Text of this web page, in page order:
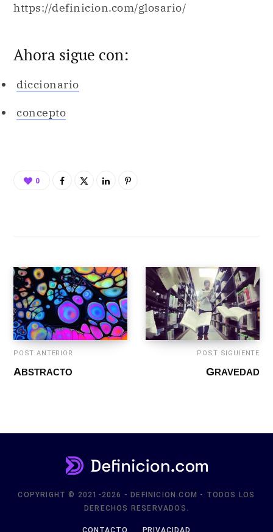
https://definicion.com/glosario/
Ahora sigue con:
diccionario
concepto
0
POST ANTERIOR
ABSTRACTO
POST SIGUIENTE
GRAVEDAD
COPYRIGHT © 2021-2026 - DEFINICION.COM - TODOS LOS
DERECHOS RESERVADOS.